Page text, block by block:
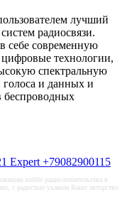
лучший
радиосвязи.
себе современную
технологии,
спектральную
голоса и данных и
беспроводных
хобби радиолюбительства в
с радостью укажем Ваше авторство